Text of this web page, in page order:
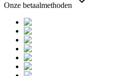
Onze betaalmethoden